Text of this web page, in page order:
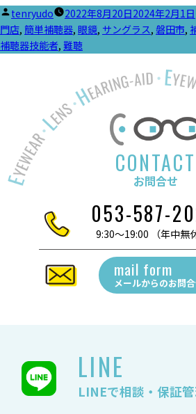
投
稿
者:
tenryudo 2022年8月20日2024年2月1日
門店, 簡単補聴器, 眼鏡, サングラス, 磐田市,
補聴器技能者, 難聴
CONTACT
お問合せ
053-587-
9:30～19:00 （年中無休
mail form
メールからのお問
LINE
LINEで相談・保証